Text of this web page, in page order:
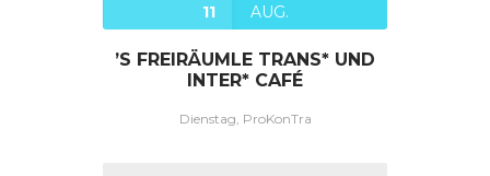
11 AUG.
’S FREIRÄUMLE TRANS* UND
INTER* CAFÉ
Dienstag, ProKonTra